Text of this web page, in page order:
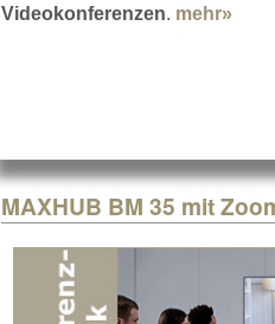
Videokonferenzen. mehr»
MAXHUB BM 35 mit